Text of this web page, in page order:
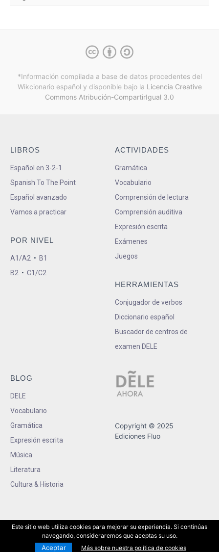
*Información compilada a base de datos procedentes del
Wikcionario español y disponible bajo la Licencia Creative
Commons Atribución-CompartirIgual 3.0
LIBROS
Español en 3-2-1
Spanish To The Point
Español avanzado
Vamos a practicar
POR NIVEL
A1/A2 • B1
B2 • C1/C2
ACTIVIDADES
Gramática
Vocabulario
Comprensión de lectura
Comprensión auditiva
Expresión escrita
Exámenes
Juegos
HERRAMIENTAS
Conjugador de verbos
Diccionario español
Buscador de centros de
examen DELE
BLOG
DELE
Vocabulario
Gramática
Expresión escrita
Música
Literatura
Cultura & Historia
Copyright © 2025
Ediciones Fluo
Este sitio web utiliza cookies para mejorar su experiencia. Si continúas
navegando, consideraremos que aceptas su uso.
Aceptar Más sobre nuestra política de cookies